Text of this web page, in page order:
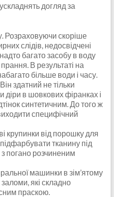
догляд за
Розраховуючи скоріше
слідів, недосвідчені
багато засобу в воду
В результаті на
більше води і часу.
здатний не тільки
діри в шовкових фіранках і
синтетичним. До того ж
специфічний
крупинки від порошку для
тканину під
з погано розчиненим
машинки в зім’ятому
які складно
праскою.